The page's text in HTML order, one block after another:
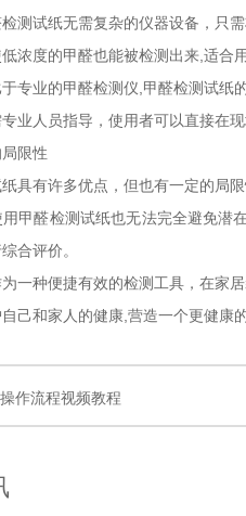
检测试纸无需复杂的仪器设备，只
低浓度的甲醛也能被检测出来,适合
于专业的甲醛检测仪,甲醛检测试纸
专业人员指导，使用者可以直接在
限性
具有许多优点，但也有一定的局
甲醛检测试纸也无法完全避免潜
合评价。
一种便捷有效的检测工具，在家
己和家人的健康,营造一个更健康
作流程视频教程